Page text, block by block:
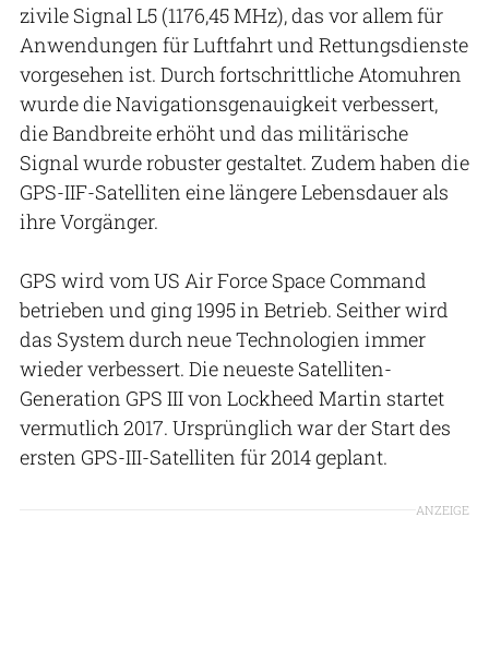
zivile Signal L5 (1176,45 MHz), das vor allem für
Anwendungen für Luftfahrt und Rettungsdienste
vorgesehen ist. Durch fortschrittliche Atomuhren
wurde die Navigationsgenauigkeit verbessert,
die Bandbreite erhöht und das militärische
Signal wurde robuster gestaltet. Zudem haben die
GPS-IIF-Satelliten eine längere Lebensdauer als
ihre Vorgänger.
GPS wird vom US Air Force Space Command
betrieben und ging 1995 in Betrieb. Seither wird
das System durch neue Technologien immer
wieder verbessert. Die neueste Satelliten-
Generation GPS III von Lockheed Martin startet
vermutlich 2017. Ursprünglich war der Start des
ersten GPS-III-Satelliten für 2014 geplant.
ANZEIGE